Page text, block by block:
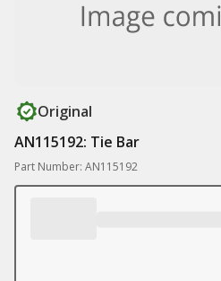
Original
AN115192: Tie Bar
Part Number: AN115192